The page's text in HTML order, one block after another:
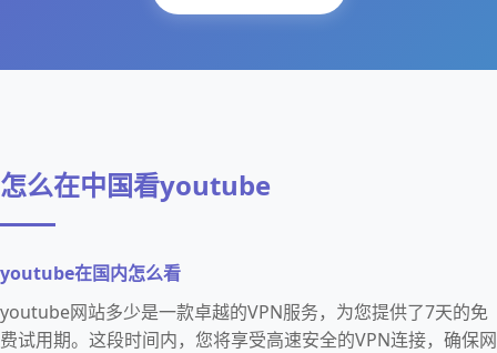
怎么在中国看youtube
youtube在国内怎么看
youtube网站多少是一款卓越的VPN服务，为您提供了7天的免
费试用期。这段时间内，您将享受高速安全的VPN连接，确保网